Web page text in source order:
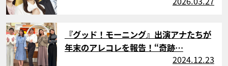
サムネイル
『グッド！モーニング』出演アナたちが
年末のアレコレを報告！“奇跡…
2024.12.23